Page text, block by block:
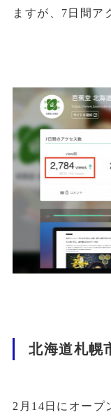
ますが、7日間ア
北海道札
2月14日にオープ